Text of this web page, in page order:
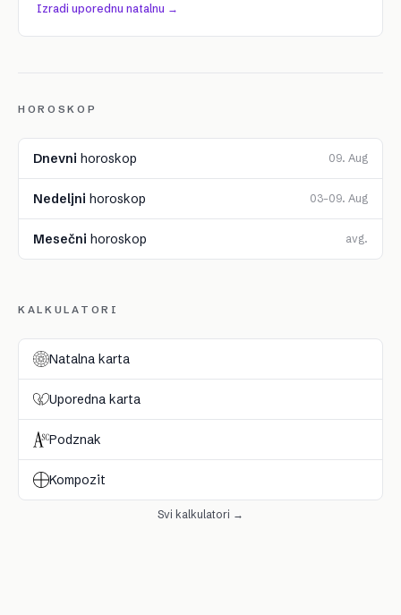
Izradi uporednu natalnu →
HOROSKOP
Dnevni horoskop 09. Aug
Nedeljni horoskop 03–09. Aug
Mesečni horoskop avg.
KALKULATORI
Natalna karta
Uporedna karta
Podznak
Kompozit
Svi kalkulatori →